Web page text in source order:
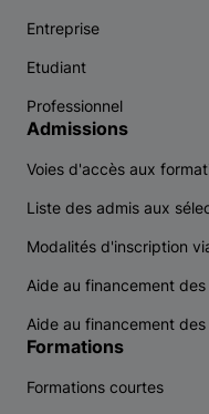
Entreprise
Etudiant
Professionnel
Admissions
Voies d'accès aux
Liste des admis aux
Modalités d'inscription
Aide au financement
Aide au financement
Formations
Formations courtes